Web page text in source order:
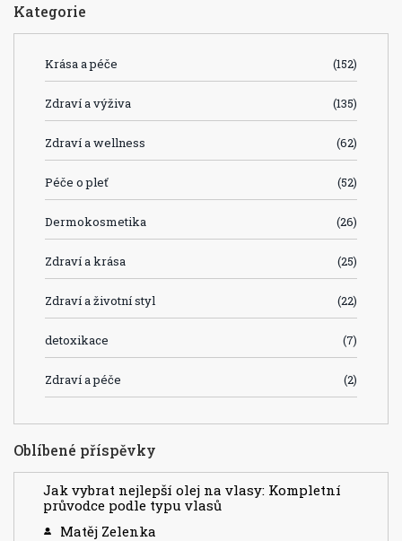
Kategorie
Krása a péče (152)
Zdraví a výživa (135)
Zdraví a wellness (62)
Péče o pleť (52)
Dermokosmetika (26)
Zdraví a krása (25)
Zdraví a životní styl (22)
detoxikace (7)
Zdraví a péče (2)
Oblíbené příspěvky
Jak vybrat nejlepší olej na vlasy: Kompletní
průvodce podle typu vlasů
Matěj Zelenka